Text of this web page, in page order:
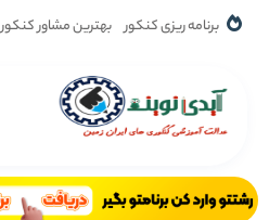
برنامه ریزی کنکور بهترین مشاور کنکور